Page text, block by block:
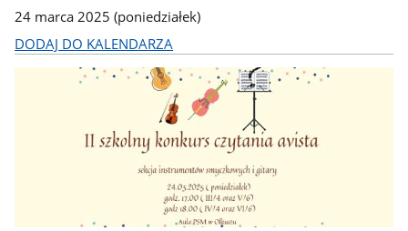
24 marca 2025 (poniedziałek)
DODAJ DO KALENDARZA